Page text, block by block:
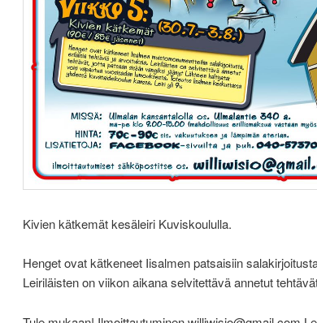
Kivien kätkemät kesäleiri Kuviskoululla.
Henget ovat kätkeneet Iisalmen patsaisiin
Leiriläisten on viikon aikana selvitettävä annetut